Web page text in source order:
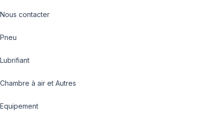
Nous contacter
Pneu
Lubrifiant
Chambre à air et Autres
Equipement